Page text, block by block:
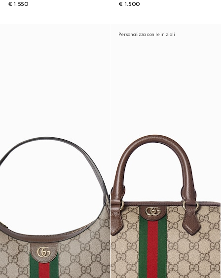
€ 1.550
€ 1.500
Personalizza con le iniziali